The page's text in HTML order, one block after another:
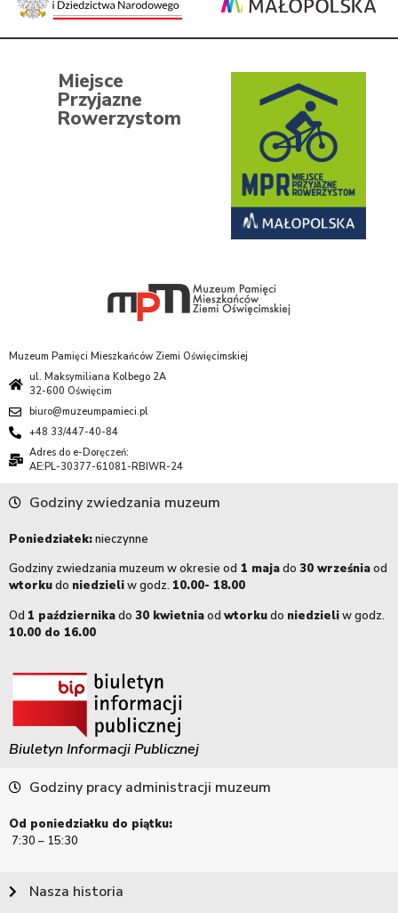
Miejsce
Przyjazne
Rowerzystom
Muzeum Pamięci Mieszkańców Ziemi Oświęcimskiej
ul. Maksymiliana Kolbego 2A
32-600 Oświęcim
biuro@muzeumpamieci.pl
+48 33/447-40-84
Adres do e-Doręczeń:
AE:PL-30377-61081-RBIWR-24
Godziny zwiedzania muzeum
Poniedziałek:nieczynne
Godziny zwiedzania muzeum w okresie od 1 majado 30 wrześniaod
wtorkudo niedzieliw godz. 10.00- 18.00
Od 1 październikado 30 kwietniaod wtorkudo niedzieliw godz.
10.00 do 16.00
Biuletyn Informacji Publicznej
Godziny pracy administracji muzeum
Od poniedziałku do piątku:
7:30 – 15:30
Nasza historia